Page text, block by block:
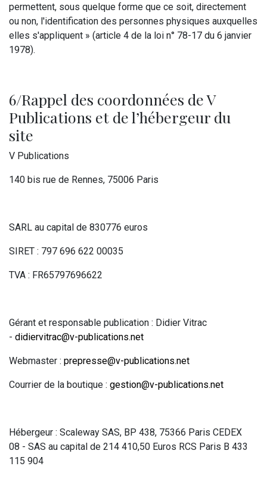
permettent, sous quelque forme que ce soit, directement
ou non, l'identification des personnes physiques auxquelles
elles s'appliquent » (article 4 de la loi n° 78-17 du 6 janvier
1978).
6/Rappel des coordonnées de V
Publications et de l’hébergeur du
site
V Publications
140 bis rue de Rennes, 75006 Paris
SARL au capital de 830776 euros
SIRET : 797 696 622 00035
TVA : FR65797696622
Gérant et responsable publication : Didier Vitrac
- didiervitrac@v-publications.net
Webmaster : prepresse@v-publications.net
Courrier de la boutique : gestion@v-publications.net
Hébergeur : Scaleway SAS, BP 438, 75366 Paris CEDEX
08 - SAS au capital de 214 410,50 Euros RCS Paris B 433
115 904